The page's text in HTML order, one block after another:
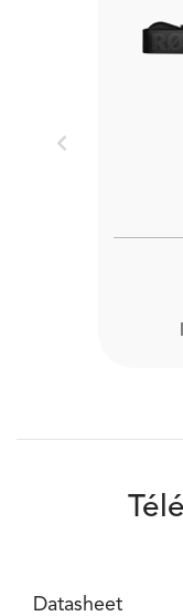
Previous
Datasheet